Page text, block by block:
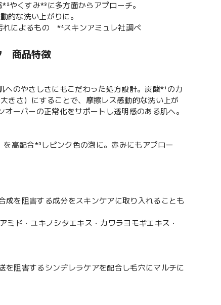
やくすみ*³に多方面からアプローチ。
的な洗い上がりに。
によるもの *⁴スキンアミュレ社調べ
商品特徴
のやさしさにもこだわった処方設計。炭酸*¹の力
きさ）にすることで、摩擦レス感動的な洗い上が
ーバーの正常化をサポートし透明感のある肌へ。
高配合*³しピンク色の泡に。赤みにもアプロー
を阻害する成分をスキンケアに取り入れることも
ミド・ユキノシタエキス・カワラヨモギエキス・
阻害するシンデレラケアを配合し毛穴にマルチに